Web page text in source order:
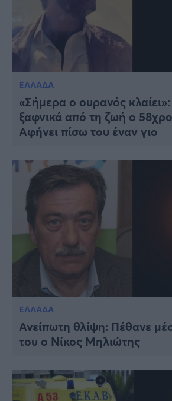
ΕΛΛΑΔΑ
«Σήμερα ο ουρανός
ξαφνικά από τη ζωή ο
Αφήνει πίσω του έναν γιο
ΕΛΛΑΔΑ
Ανείπωτη θλίψη: Πέθανε
του ο Νίκος Μηλιώτης